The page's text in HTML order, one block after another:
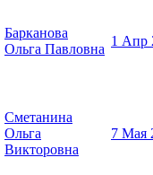
Барканова
Ольга Павловна
1 Апр
Сметанина
Ольга
Викторовна
7 Мая